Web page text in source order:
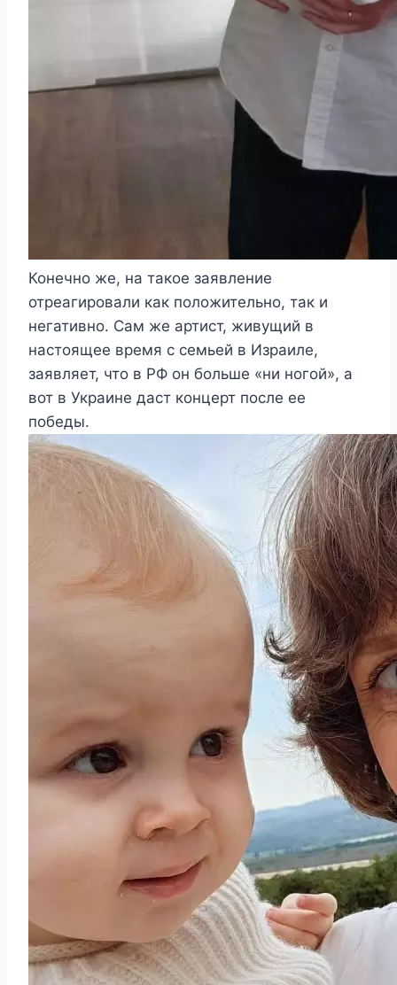
Конечно же, на такое заявление
отреагировали как положительно, так и
негативно. Сам же артист, живущий в
настоящее время с семьей в Израиле,
заявляет, что в РФ он больше «ни ногой», а
вот в Украине даст концерт после ее
победы.